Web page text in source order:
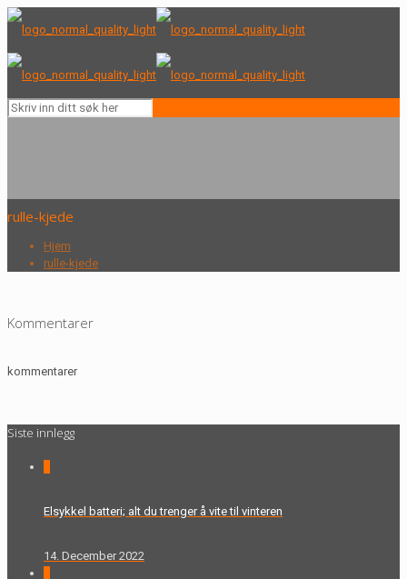
rulle-kjede
Hjem
rulle-kjede
Kommentarer
kommentarer
Siste innlegg
Elsykkel batteri; alt du trenger å vite til vinteren
14. December 2022